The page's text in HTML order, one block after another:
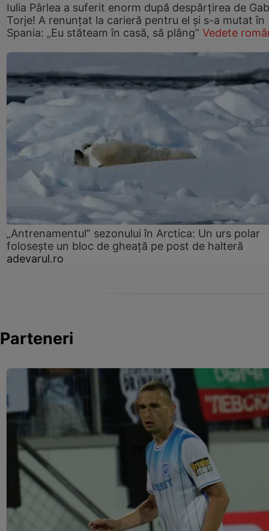
Iulia Pârlea a suferit enorm după despărțirea de
Torje! A renunțat la carieră pentru el și s-a mutat în
Spania: „Eu stăteam în casă, să plâng” Vedete
„Antrenamentul” sezonului în Arctica: Un urs polar
folosește un bloc de gheață pe post de halteră
adevarul.ro
Parteneri